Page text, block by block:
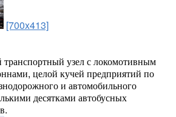
[700x413]
узел с локомотивным
целой кучей предприятий по
и автомобильного
десятками автобусных